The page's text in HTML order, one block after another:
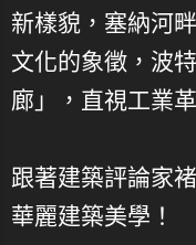
新樣貌，塞納河
文化的象徵，波
廊」，直視工業
跟著建築評論家
華麗建築美學！